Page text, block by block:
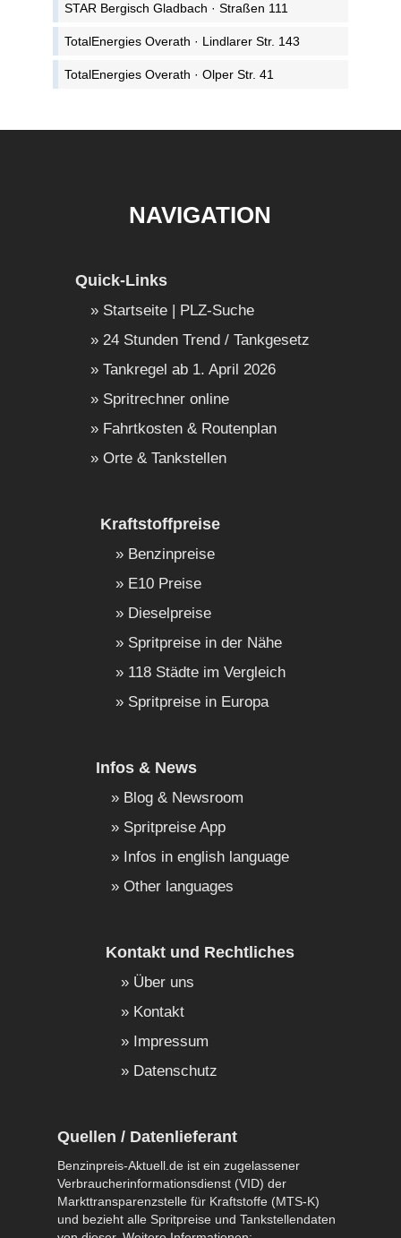
STAR Bergisch Gladbach · Straßen 111
TotalEnergies Overath · Lindlarer Str. 143
TotalEnergies Overath · Olper Str. 41
NAVIGATION
Quick-Links
Startseite | PLZ-Suche
24 Stunden Trend / Tankgesetz
Tankregel ab 1. April 2026
Spritrechner online
Fahrtkosten & Routenplan
Orte & Tankstellen
Kraftstoffpreise
Benzinpreise
E10 Preise
Dieselpreise
Spritpreise in der Nähe
118 Städte im Vergleich
Spritpreise in Europa
Infos & News
Blog & Newsroom
Spritpreise App
Infos in english language
Other languages
Kontakt und Rechtliches
Über uns
Kontakt
Impressum
Datenschutz
Quellen / Datenlieferant
Benzinpreis-Aktuell.de ist ein zugelassener
Verbraucherinformationsdienst (VID) der
Markttransparenzstelle für Kraftstoffe (MTS-K)
und bezieht alle Spritpreise und Tankstellendaten